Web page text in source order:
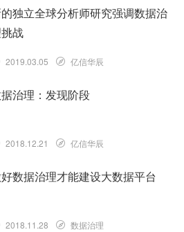
独立全球分析师研究强调数据治
战
2019.03.05 亿信华辰
治理：发现阶段
2018.12.21 亿信华辰
数据治理才能建设大数据平台
2018.11.28 数据治理